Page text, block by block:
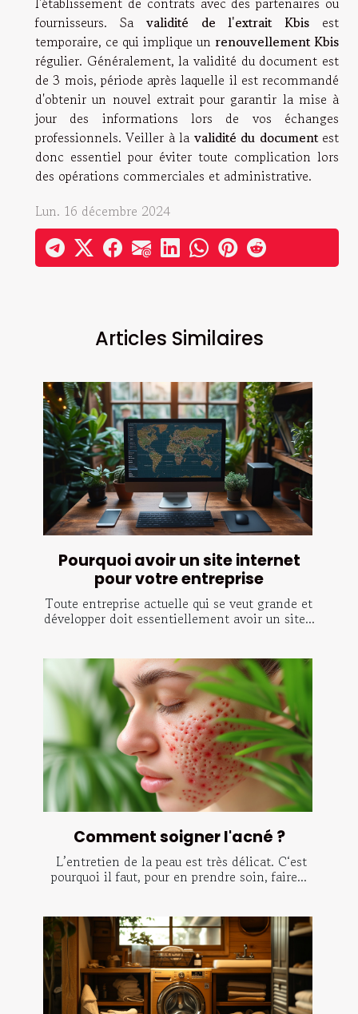
Articles Similaires
Pourquoi avoir un site internet
pour votre entreprise
Toute entreprise actuelle qui se veut grande et
développer doit essentiellement avoir un site...
Comment soigner l'acné ?
L’entretien de la peau est très délicat. C‘est
pourquoi il faut, pour en prendre soin, faire...
fournisseurs. Sa validité de l'extrait Kbis est
temporaire, ce qui implique un renouvellement Kbis
régulier. Généralement, la validité du document est
de 3 mois, période après laquelle il est recommandé
d'obtenir un nouvel extrait pour garantir la mise à
jour des informations lors de vos échanges
professionnels. Veiller à la validité du documentest
donc essentiel pour éviter toute complication lors
des opérations commerciales et administrative.
Lun. 16 décembre 2024